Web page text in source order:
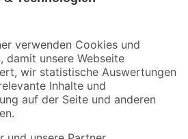
und Aktionen mehr verpassen!